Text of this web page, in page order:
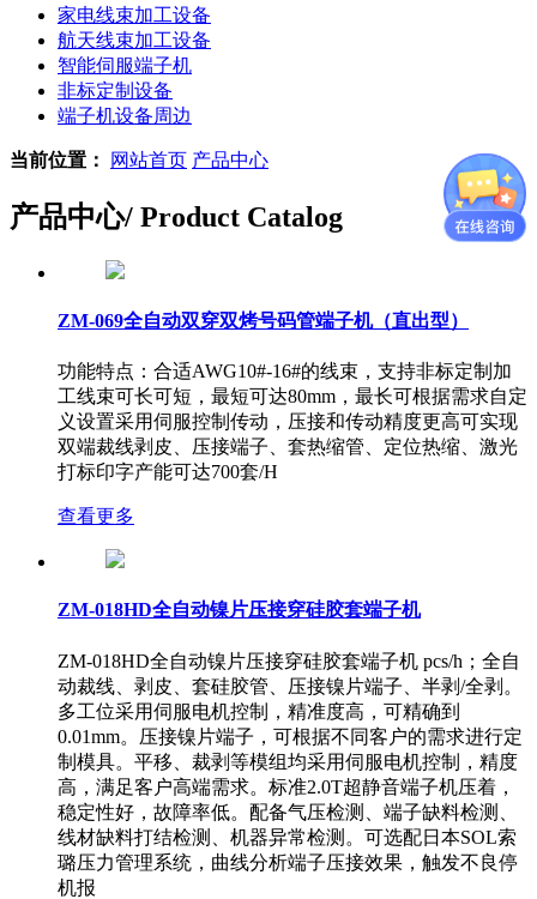
家电线束加工设备
航天线束加工设备
智能伺服端子机
非标定制设备
端子机设备周边
当前位置： 网站首页 产品中心
产品中心/ Product Catalog
ZM-069全自动双穿双烤号码管端子机（直出型）
功能特点：合适AWG10#-16#的线束，支持非标定制加
工线束可长可短，最短可达80mm，最长可根据需求自定
义设置采用伺服控制传动，压接和传动精度更高可实现
双端裁线剥皮、压接端子、套热缩管、定位热缩、激光
打标印字产能可达700套/H
查看更多
ZM-018HD全自动镍片压接穿硅胶套端子机
ZM-018HD全自动镍片压接穿硅胶套端子机 pcs/h；全自
动裁线、剥皮、套硅胶管、压接镍片端子、半剥/全剥。
多工位采用伺服电机控制，精准度高，可精确到
0.01mm。压接镍片端子，可根据不同客户的需求进行定
制模具。平移、裁剥等模组均采用伺服电机控制，精度
高，满足客户高端需求。标准2.0T超静音端子机压着，
稳定性好，故障率低。配备气压检测、端子缺料检测、
线材缺料打结检测、机器异常检测。可选配日本SOL索
璐压力管理系统，曲线分析端子压接效果，触发不良停
机报